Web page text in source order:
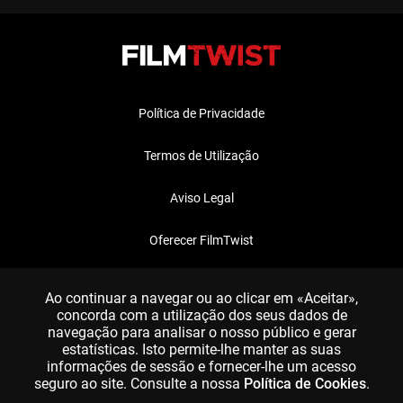
Política de Privacidade
Termos de Utilização
Aviso Legal
Oferecer FilmTwist
Ao continuar a navegar ou ao clicar em «Aceitar»,
concorda com a utilização dos seus dados de
navegação para analisar o nosso público e gerar
estatísticas. Isto permite-lhe manter as suas
informações de sessão e fornecer-lhe um acesso
seguro ao site. Consulte a nossa Política de Cookies.